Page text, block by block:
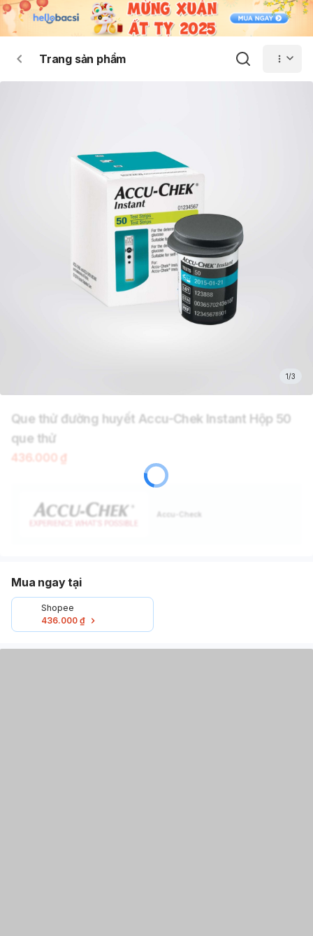
Trang sản phẩm
1/3
Que thử đường huyết Accu-Chek Instant Hộp 50
que thử
436.000 ₫
Accu-Check
Mua ngay tại
Shopee
436.000 ₫